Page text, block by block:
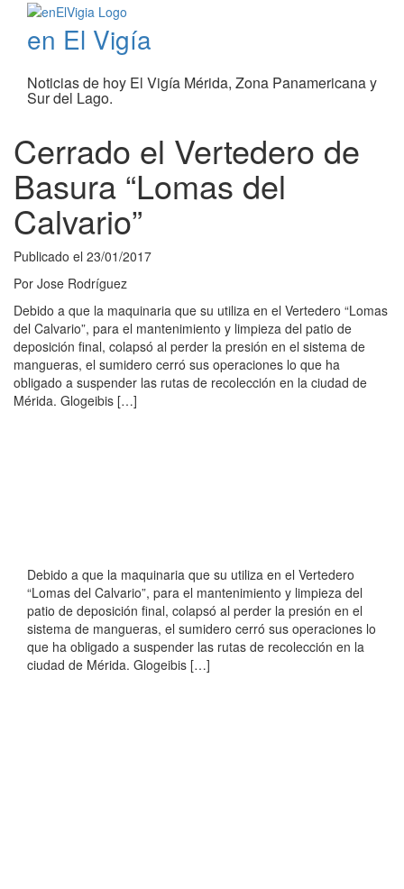
en El Vigía
Noticias de hoy El Vigía Mérida, Zona Panamericana y
Sur del Lago.
Cerrado el Vertedero de
Basura “Lomas del
Calvario”
Publicado el 23/01/2017
Por Jose Rodríguez
Debido a que la maquinaria que su utiliza en el Vertedero “Lomas
del Calvario”, para el mantenimiento y limpieza del patio de
deposición final, colapsó al perder la presión en el sistema de
mangueras, el sumidero cerró sus operaciones lo que ha
obligado a suspender las rutas de recolección en la ciudad de
Mérida. Glogeibis […]
Debido a que la maquinaria que su utiliza en el Vertedero
“Lomas del Calvario”, para el mantenimiento y limpieza del
patio de deposición final, colapsó al perder la presión en el
sistema de mangueras, el sumidero cerró sus operaciones lo
que ha obligado a suspender las rutas de recolección en la
ciudad de Mérida. Glogeibis […]